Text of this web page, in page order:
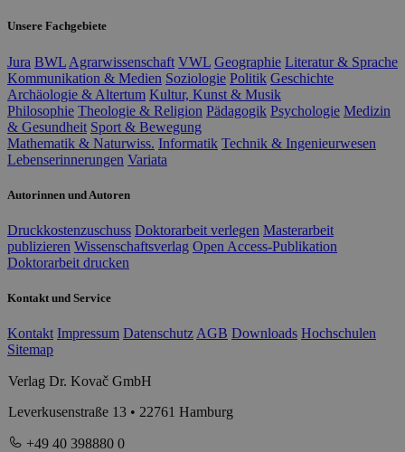
Unsere Fachgebiete
Jura BWL Agrarwissenschaft VWL Geographie Literatur & Sprache
Kommunikation & Medien Soziologie Politik Geschichte
Archäologie & Altertum Kultur, Kunst & Musik
Philosophie Theologie & Religion Pädagogik Psychologie Medizin
& Gesundheit Sport & Bewegung
Mathematik & Naturwiss. Informatik Technik & Ingenieurwesen
Lebenserinnerungen Variata
Autorinnen und Autoren
Druckkostenzuschuss Doktorarbeit verlegen Masterarbeit
publizieren Wissenschaftsverlag Open Access-Publikation
Doktorarbeit drucken
Kontakt und Service
Kontakt Impressum Datenschutz AGB Downloads Hochschulen
Sitemap
Verlag Dr. Kovač GmbH
Leverkusenstraße 13 • 22761 Hamburg
+49 40 398880 0